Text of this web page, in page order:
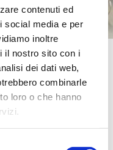
contenuti ed
social media e per
inoltre
il nostro sito con i
dei dati web,
combinarle
loro o che hanno
cercando di